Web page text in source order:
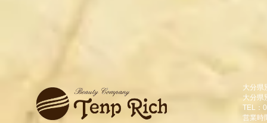
大分県
大分県
TEL：
営業時